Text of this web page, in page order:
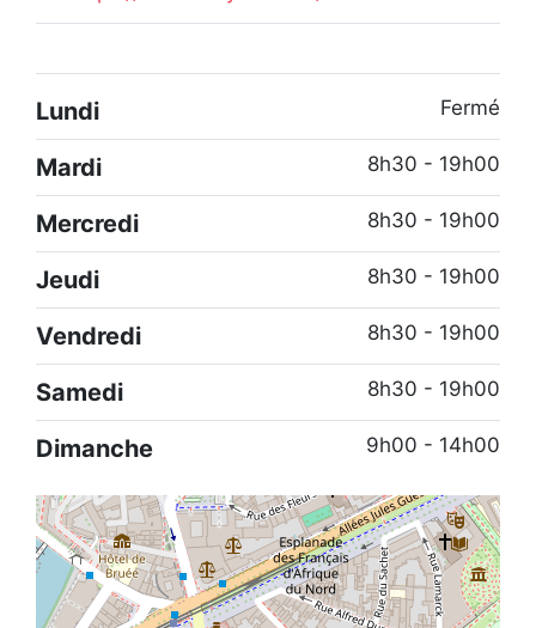
Lundi Fermé
Mardi 8h30 - 19h00
Mercredi 8h30 - 19h00
Jeudi 8h30 - 19h00
Vendredi 8h30 - 19h00
Samedi 8h30 - 19h00
Dimanche 9h00 - 14h00